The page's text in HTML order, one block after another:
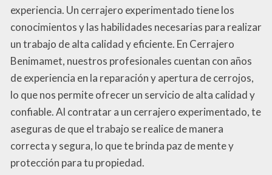
experiencia. Un cerrajero experimentado tiene los
conocimientos y las habilidades necesarias para realizar
un trabajo de alta calidad y eficiente. En Cerrajero
Benimamet, nuestros profesionales cuentan con años
de experiencia en la reparación y apertura de cerrojos,
lo que nos permite ofrecer un servicio de alta calidad y
confiable. Al contratar a un cerrajero experimentado, te
aseguras de que el trabajo se realice de manera
correcta y segura, lo que te brinda paz de mente y
protección para tu propiedad.